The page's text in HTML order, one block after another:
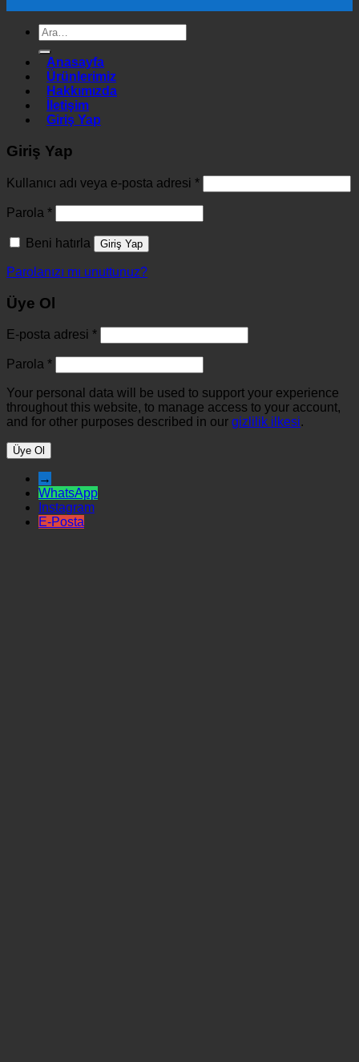
Ara:
Anasayfa
Ürünlerimiz
Hakkımızda
İletişim
Giriş Yap
Giriş Yap
Kullanıcı adı veya e-posta adresi *
Parola *
Beni hatırla Giriş Yap
Parolanızı mı unuttunuz?
Üye Ol
E-posta adresi *
Parola *
Your personal data will be used to support your experience
throughout this website, to manage access to your account,
and for other purposes described in our gizlilik ilkesi.
Üye Ol
→
WhatsApp
Instagram
E-Posta